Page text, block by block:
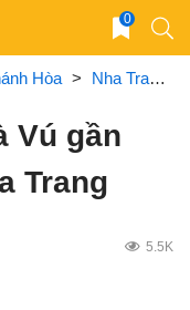
0
Hòa > Nha Trang
Vú gần
Trang
5.5K